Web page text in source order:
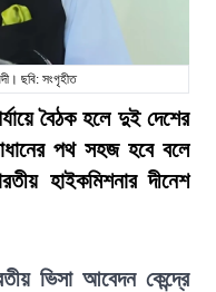
ছবি: সংগৃহীত
বৈঠক হলে দুই দেশের
পথ সহজ হবে বলে
হাইকমিশনার দীনেশ
ভিসা আবেদন কেন্দ্রে